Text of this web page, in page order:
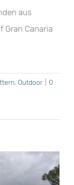
aus
Gran Canaria
, Outdoor
0